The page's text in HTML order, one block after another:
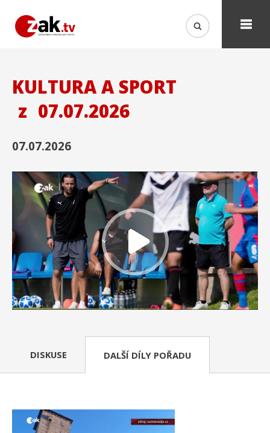
KULTURA A SPORT
z 07.07.2026
07.07.2026
DISKUSE DALŠÍ DÍLY POŘADU